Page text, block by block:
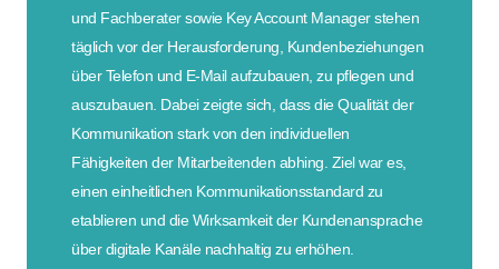
und Fachberater sowie Key Account Manager stehen
täglich vor der Herausforderung, Kundenbeziehungen
über Telefon und E-Mail aufzubauen, zu pflegen und
auszubauen. Dabei zeigte sich, dass die Qualität der
Kommunikation stark von den individuellen
Fähigkeiten der Mitarbeitenden abhing. Ziel war es,
einen einheitlichen Kommunikationsstandard zu
etablieren und die Wirksamkeit der Kundenansprache
über digitale Kanäle nachhaltig zu erhöhen.